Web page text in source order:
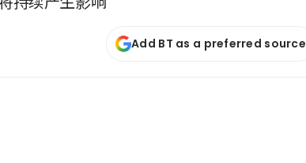
Add BT as a preferred source